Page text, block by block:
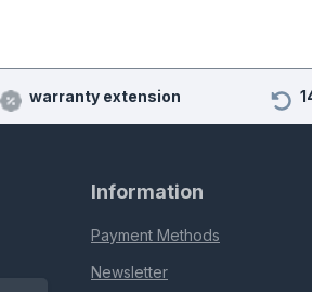
warranty extension
Information
Payment Methods
Newsletter